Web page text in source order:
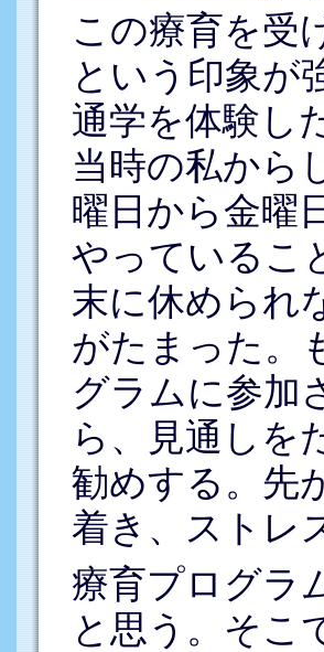
この療育を受
という印象が
通学を体験し
当時の私から
曜日から金曜
やっているこ
末に休められ
がたまった。
グラムに参加
ら、見通しを
勧めする。先
着き、ストレ
療育プログラ
と思う。そこ